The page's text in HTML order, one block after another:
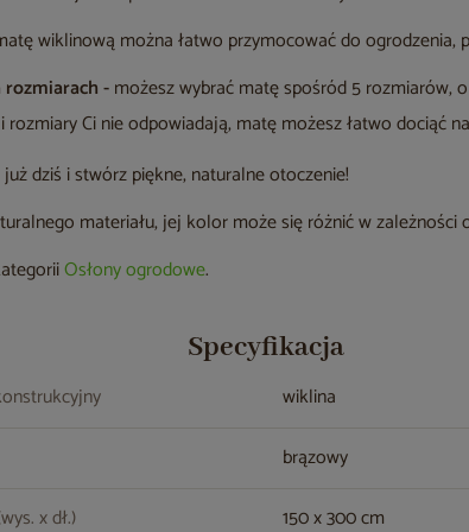
wiklinową można łatwo przymocować do ogrodzenia,
-możesz wybrać matę spośród 5 rozmiarów,
Ci nie odpowiadają, matę możesz łatwo dociąć
dziś i stwórz piękne, naturalne otoczenie!
materiału, jej kolor może się różnić w zależności
Osłony ogrodowe.
Specyfikacja
wiklina
brązowy
x dł.)
150 x 300 cm